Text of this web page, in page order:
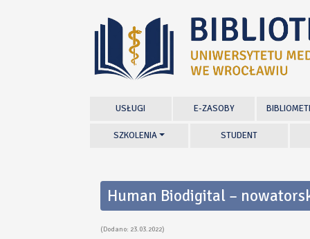
USŁUGI E-ZASOBY
SZKOLENIA STUDENT
Human Biodigital –
(Dodano: 23.03.2022)